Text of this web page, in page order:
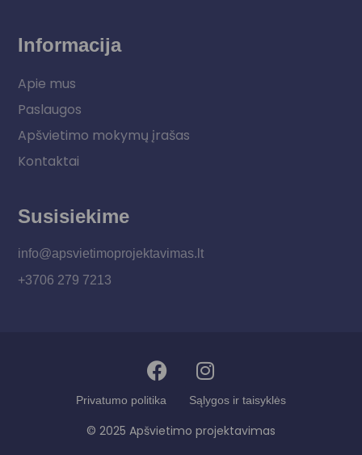
Informacija
Apie mus
Paslaugos
Apšvietimo mokymų įrašas
Kontaktai
Susisiekime
info@apsvietimoprojektavimas.lt
+3706 279 7213
Privatumo politika Sąlygos ir taisyklės
© 2025 Apšvietimo projektavimas